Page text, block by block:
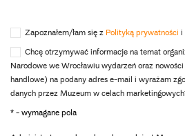
Zapoznałem/łam się z Polityką prywatności i
Chcę otrzymywać informacje na temat
Narodowe we Wrocławiu wydarzeń oraz
handlowe) na podany adres e-mail i wyrażam
danych przez Muzeum w celach
* - wymagane pola